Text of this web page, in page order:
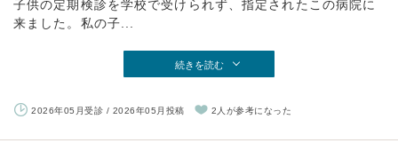
子供の定期検診を学校で受けられず、指定されたこの病院に
来ました。私の子...
続きを読む
2026年05月受診 / 2026年05月投稿 2人が参考になった